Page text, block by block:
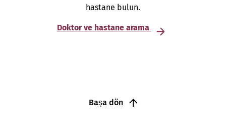
hastane bulun.
Doktor ve hastane arama
Başa dön